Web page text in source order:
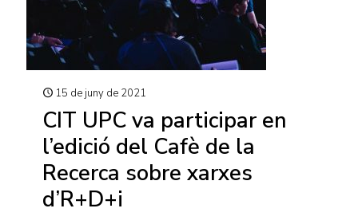
15 de juny de 2021
CIT UPC va participar en
l’edició del Cafè de la
Recerca sobre xarxes
d’R+D+i